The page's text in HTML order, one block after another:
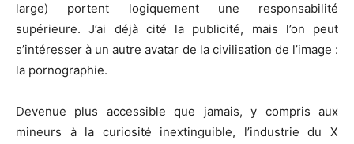
large) portent logiquement une responsabilité
supérieure. J’ai déjà cité la publicité, mais l’on peut
s’intéresser à un autre avatar de la civilisation de l’image :
la pornographie.
Devenue plus accessible que jamais, y compris aux
mineurs à la curiosité inextinguible, l’industrie du X